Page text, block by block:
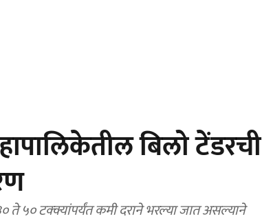
बिलो टेंडरची
ते ५० टक्क्यांपर्यंत कमी दराने भरल्या जात असल्याने